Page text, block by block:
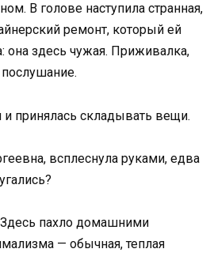
В голове наступила странная,
ремонт, который ей
она здесь чужая. Приживалка,
принялась складывать вещи.
всплеснула руками, едва
Здесь пахло домашними
— обычная, теплая